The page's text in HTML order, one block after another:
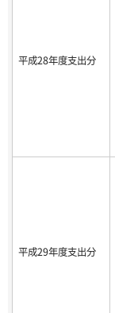
平成28年度支出分
平成29年度支出分